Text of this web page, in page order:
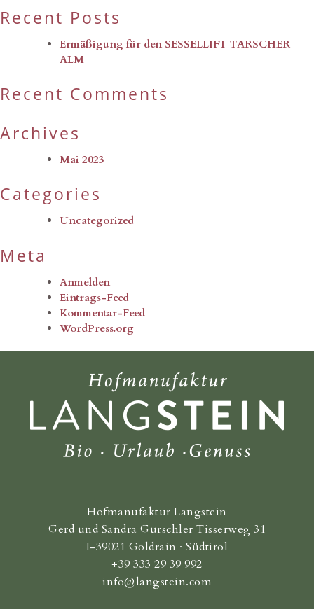
Recent Posts
Ermäßigung für den SESSELLIFT TARSCHER
ALM
Recent Comments
Archives
Mai 2023
Categories
Uncategorized
Meta
Anmelden
Eintrags-Feed
Kommentar-Feed
WordPress.org
Hofmanufaktur Langstein
Gerd und Sandra Gurschler Tisserweg 31
I-39021 Goldrain · Südtirol
+39 333 29 39 992
info@langstein.com